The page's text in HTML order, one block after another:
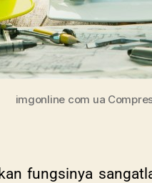
imgonline com ua
fungsinya